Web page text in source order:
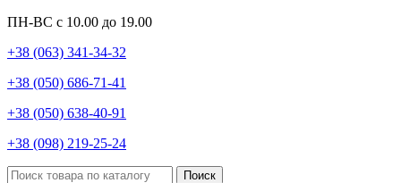
ПН-ВС с 10.00 до 19.00
+38 (063) 341-34-32
+38 (050) 686-71-41
+38 (050) 638-40-91
+38 (098) 219-25-24
Поиск